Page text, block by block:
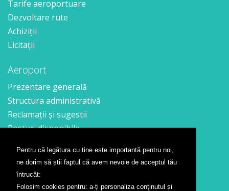
Pentru că legătura cu tine este importantă pentru noi,
ne dorim să știi faptul că avem nevoie de acceptul tău
întrucât:
Folosim cookies pentru: a-ți personaliza conținutul și
Tarife aeroportuare
Dezvoltare rute
Achiziții
Licitații
Aeroport
Prezentare generală
Structura administrativă
Reclamații și sugestii
Posturi disponibile
Contact
Formular contact
Localizare